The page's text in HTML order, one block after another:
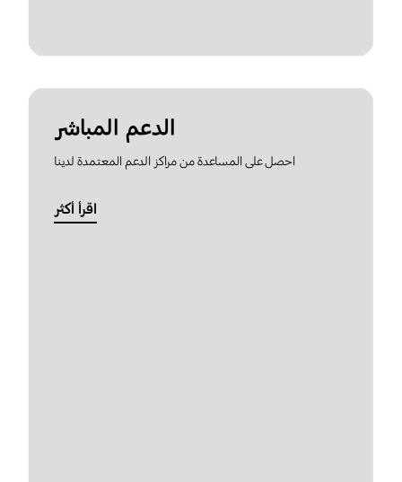
الدعم المباشر
احصل على المساعدة من مراكز الدعم المعتمدة لدينا
اقرأ أكثر